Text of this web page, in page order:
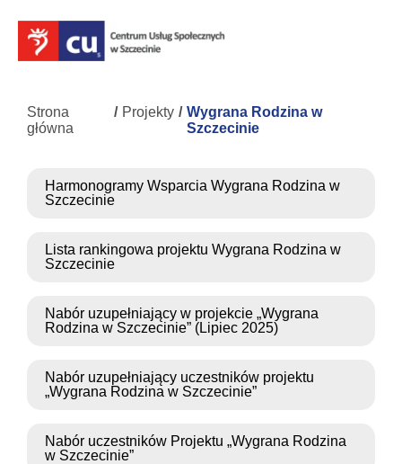
Strona
główna
/ Projekty / Wygrana Rodzina w
Szczecinie
Harmonogramy Wsparcia Wygrana Rodzina w
Szczecinie
Lista rankingowa projektu Wygrana Rodzina w
Szczecinie
Nabór uzupełniający w projekcie „Wygrana
Rodzina w Szczecinie” (Lipiec 2025)
Nabór uzupełniający uczestników projektu
„Wygrana Rodzina w Szczecinie”
Nabór uczestników Projektu „Wygrana Rodzina
w Szczecinie”